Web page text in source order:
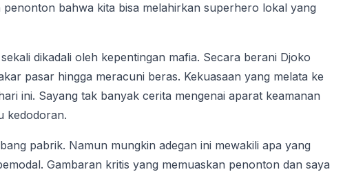
bahwa kita bisa melahirkan superhero lokal yang
dikadali oleh kepentingan mafia. Secara berani Djoko
pasar hingga meracuni beras. Kekuasaan yang melata ke
ini. Sayang tak banyak cerita mengenai aparat keamanan
kedodoran.
pabrik. Namun mungkin adegan ini mewakili apa yang
Gambaran kritis yang memuaskan penonton dan saya